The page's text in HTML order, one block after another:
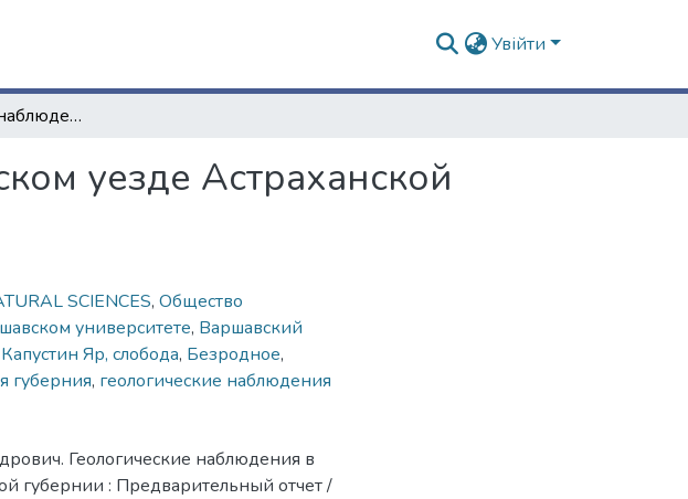
Увійти
Геологические наблюдения в Царевском уезде Астраханской губернии : Предварительный отчет
уезде Астраханской
SCIENCES, Общество
университете, Варшавский
Капустин Яр, слобода, Безродное,
губерния, геологические наблюдения
Геологические наблюдения в
губернии : Предварительный отчет /